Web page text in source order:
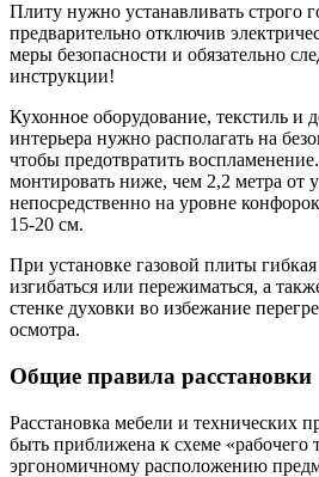
Плиту нужно устанавливать строго
предварительно отключив
меры безопасности и обязательно
инструкции!
Кухонное оборудование, текстиль и
интерьера нужно располагать на
чтобы предотвратить
монтировать ниже, чем 2,2 метра от
непосредственно на уровне
15-20 см.
При установке газовой плиты
изгибаться или пережиматься, а
стенке духовки во избежание
осмотра.
Общие правила расстановки
Расстановка мебели и технических
быть приближена к схеме «рабочего
эргономичному расположению